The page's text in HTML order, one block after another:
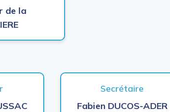
de la
Secrétaire
Fabien DUCOS-ADER